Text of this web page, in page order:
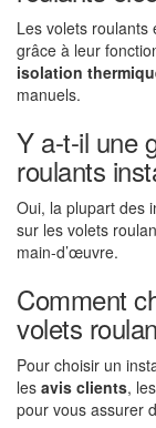
Les volets roulants
grâce à leur
isolation
manuels.
Y a-t-il une
roulants
Oui, la plupart des
sur les volets
main-d’œuvre.
Comment
volets
Pour choisir un
les avis clients, les
pour vous assurer